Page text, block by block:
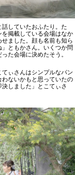
していたおふたり。た
掲載している会場はなか
ました。顔も名前も知ら
ともかさん。いくつか問
た会場に決めたそう。
ぃさんはシンプルなパン
ないかもと思っていたの
しました」とこてぃさ